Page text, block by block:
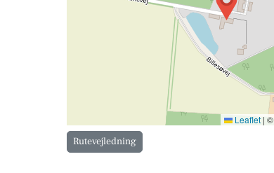
Leaflet | ©
Rutevejledning